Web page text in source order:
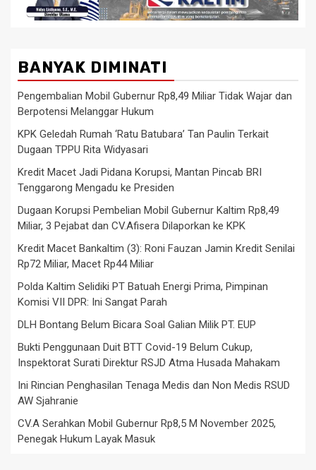
BANYAK DIMINATI
Pengembalian Mobil Gubernur Rp8,49 Miliar Tidak Wajar dan
Berpotensi Melanggar Hukum
KPK Geledah Rumah ‘Ratu Batubara’ Tan Paulin Terkait
Dugaan TPPU Rita Widyasari
Kredit Macet Jadi Pidana Korupsi, Mantan Pincab BRI
Tenggarong Mengadu ke Presiden
Dugaan Korupsi Pembelian Mobil Gubernur Kaltim Rp8,49
Miliar, 3 Pejabat dan CV.Afisera Dilaporkan ke KPK
Kredit Macet Bankaltim (3): Roni Fauzan Jamin Kredit Senilai
Rp72 Miliar, Macet Rp44 Miliar
Polda Kaltim Selidiki PT Batuah Energi Prima, Pimpinan
Komisi VII DPR: Ini Sangat Parah
DLH Bontang Belum Bicara Soal Galian Milik PT. EUP
Bukti Penggunaan Duit BTT Covid-19 Belum Cukup,
Inspektorat Surati Direktur RSJD Atma Husada Mahakam
Ini Rincian Penghasilan Tenaga Medis dan Non Medis RSUD
AW Sjahranie
CV.A Serahkan Mobil Gubernur Rp8,5 M November 2025,
Penegak Hukum Layak Masuk